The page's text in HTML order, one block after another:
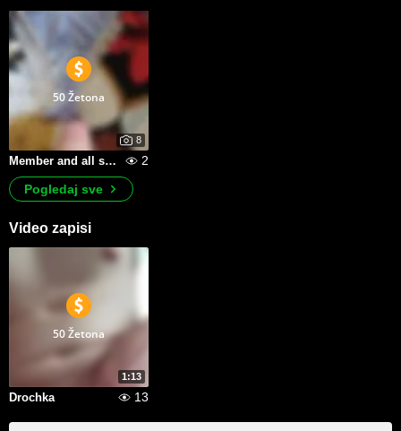
50 Žetona
8
Member and all sorts of things
2
Pogledaj sve
Video zapisi
1:13
50 Žetona
Drochka 13